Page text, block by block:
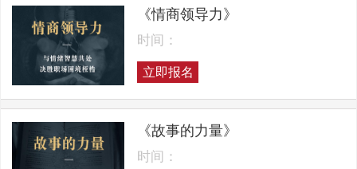
《情商领导力》
时间：
立即报名
《故事的力量》
时间：